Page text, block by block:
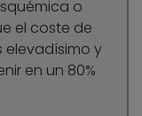
o
el coste de
y
en un 80%